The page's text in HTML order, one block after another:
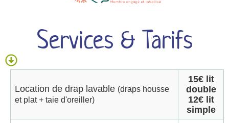
Services & Tarifs
Location de drap lavable (draps housse
et plat + taie d'oreiller)
15€ lit
double
12€ lit
simple